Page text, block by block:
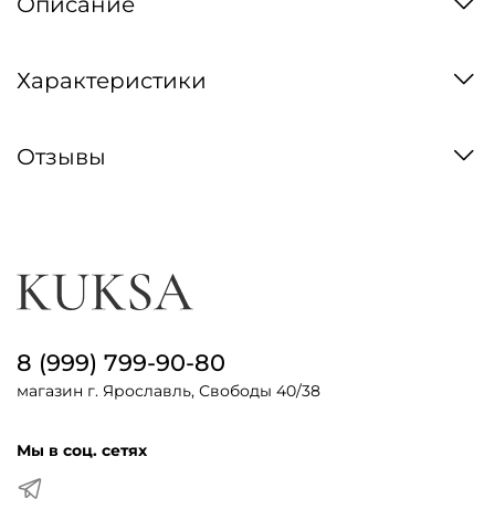
Характеристики
Отзывы
8 (999) 799-90-80
магазин г. Ярославль, Свободы 40/38
Мы в соц. сетях